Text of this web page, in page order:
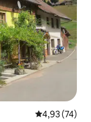
4,93 ud af 5 i
4,93 (74)